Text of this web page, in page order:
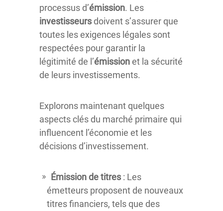
processus d’émission. Les
investisseurs doivent s’assurer que
toutes les exigences légales sont
respectées pour garantir la
légitimité de l’émissionet la sécurité
de leurs investissements.
Explorons maintenant quelques
aspects clés du marché primaire qui
influencent l’économie et les
décisions d’investissement.
Émission de titres : Les
émetteurs proposent de nouveaux
titres financiers, tels que des